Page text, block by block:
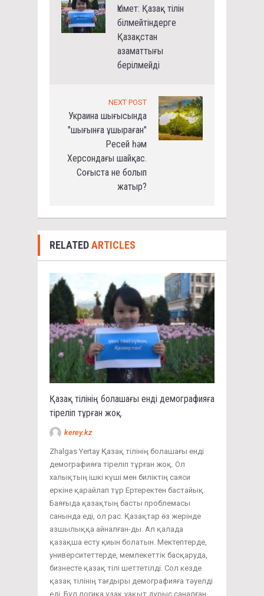
Үкімет: Қазақ тілін
білмейтіндерге
Қазақстан
азаматтығы
берілмейді
NEXT POST
Украина шығысында
"шығынға ұшыраған"
Ресей һәм
Херсондағы шайқас.
Соғыста не болып
жатыр?
RELATEDARTICLES
Қазақ тілінің болашағы енді демографияға
тіреліп тұрған жоқ.
kerey.kz
Zhalgas Yertay Қазақ тілінің болашағы енді
демографияға тіреліп тұрған жоқ. Ол
халықтың ішкі күші мен биліктің саяси
еркіне қарайлап тұр Ертеректен бастайық.
Баяғыда қазақтың басты проблемасы
санында еді, ол рас. Қазақтар өз жерінде
азшылыққа айналған-ды. Ал қалада
қазақша есту қиын болатын. Мектептерде,
университеттерде, мемлекеттік басқаруда,
бизнесте қазақ тілі шеттетілді. Сол кезде
қазақ тілінің тағдыры демографияға тәуелді
еді. Бұл логика ұзақ уақыт дұрыс саналған.